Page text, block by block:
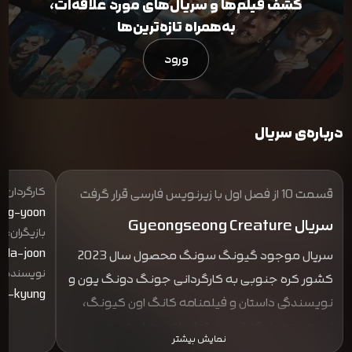
کشف فیلم‌ها و سریال‌های مورد علاقه‌ات،
به‌همراه تازه‌ترین‌ها
ورود
درباره‌ی سریال
قسمت 10 از فصل اول با زیرنویس فارسی قرار گرفت
سریال Gyeongseong Creature
سریال موجود گیونگ سونگ محصول سال 2023
کشور کره جنوبی به کارگردانی جونگ دونگ یون و
نویسندگی داستان و فیلمنامه کانگ اون کیونگ،
نمایش بیشتر
کارگردان:
yoon
بازیگران:
joon
نویسنده:
kyung